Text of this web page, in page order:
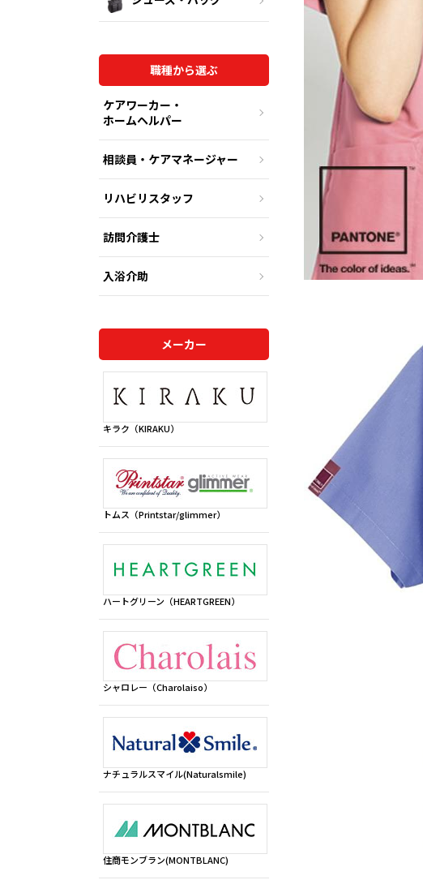
職種から選ぶ
ケアワーカー・
ホームヘルパー
相談員・ケアマネージャー
リハビリスタッフ
訪問介護士
入浴介助
メーカー
キラク（KIRAKU）
トムス（Printstar/glimmer）
ハートグリーン（HEARTGREEN）
シャロレー（Charolaiso）
ナチュラルスマイル(Naturalsmile)
住商モンブラン(MONTBLANC)